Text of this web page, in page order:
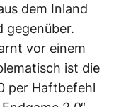
dem Inland
gegenüber.
vor einem
ist die
per Haftbefehl